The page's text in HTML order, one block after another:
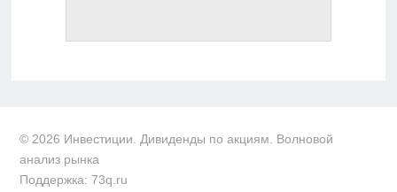
© 2026 Инвестиции. Дивиденды по акциям. Волновой
анализ рынка
Поддержка: 73q.ru